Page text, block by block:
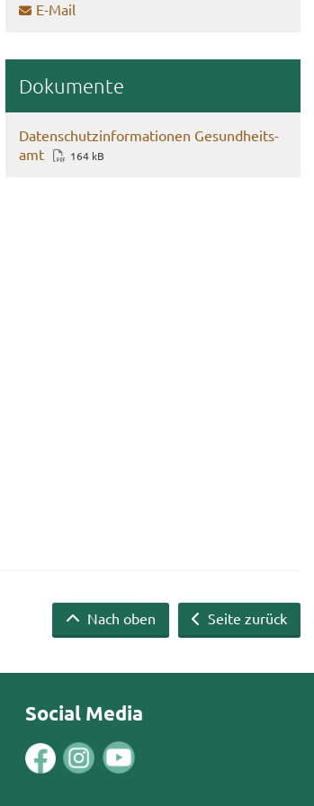
E-​Mail
Do­ku­men­te
Da­ten­schutz­in­for­ma­tio­nen Ge­sund­heits­
amt
164 kB
Seite zurück
Nach oben
Social Media